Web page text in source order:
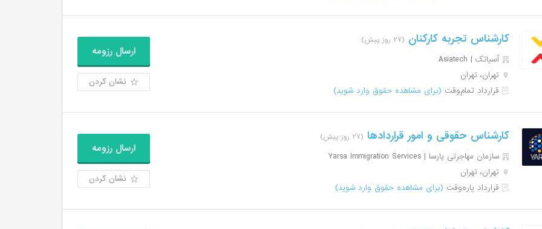
کارشناس تجربه کارکنان (۲۷ روز پیش)
آسیاتک | Asiatech
تهران، تهران
قرارداد تمام‌وقت (برای مشاهده حقوق وارد شوید)
ارسال رزومه
نشان کردن
کارشناس حقوقی و امور قراردادها (۲۷ روز پیش)
سازمان مهاجرتی یارسا | Yarsa Immigration Services
تهران، تهران
قرارداد پاره‌وقت (برای مشاهده حقوق وارد شوید)
ارسال رزومه
نشان کردن